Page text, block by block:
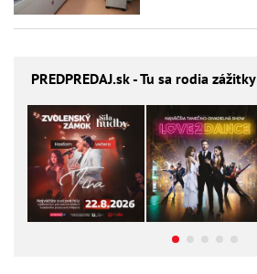
PREDPREDAJ.sk - Tu sa rodia zážitky